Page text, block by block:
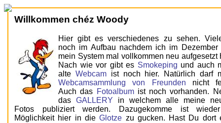
Willkommen chéz Woody
Hier gibt es verschiedenes zu sehen.
noch im Aufbau nachdem ich im Dezember
mein System mal vollkommen neu aufgesetzt
Nach wie vor gibt es Smokeping und auch
alte Webcamist noch hier. Natürlich darf
Webcamsammlung von Freunden nicht
Auch das Fotoalbumist noch vorhanden.
das GALLERY in welchem alle meine
Fotos publiziert werden. Dazugekomme ist
Möglichkeit hier in dieGlotze zu gucken. Hast Du dort